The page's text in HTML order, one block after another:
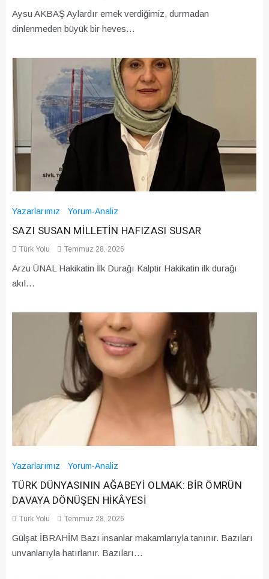
Aysu AKBAŞ Aylardır emek verdiğimiz, durmadan
dinlenmeden büyük bir heves…
Yazarlarımız Yorum-Analiz
SAZI SUSAN MİLLETİN HAFIZASI SUSAR
Türk Yolu Temmuz 28, 2026
Arzu ÜNAL Hakikatin İlk Durağı Kalptir Hakikatin ilk durağı
akıl…
Yazarlarımız Yorum-Analiz
TÜRK DÜNYASININ AĞABEYİ OLMAK: BİR ÖMRÜN
DAVAYA DÖNÜŞEN HİKÂYESİ
Türk Yolu Temmuz 28, 2026
Gülşat İBRAHİM Bazı insanlar makamlarıyla tanınır. Bazıları
unvanlarıyla hatırlanır. Bazıları…